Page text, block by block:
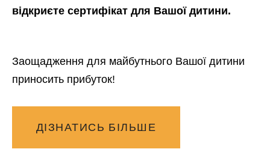
відкриєте сертифікат для Вашої дитини.
Заощадження для майбутнього Вашої дитини
приносить прибуток!
ДІЗНАТИСЬ БІЛЬШЕ